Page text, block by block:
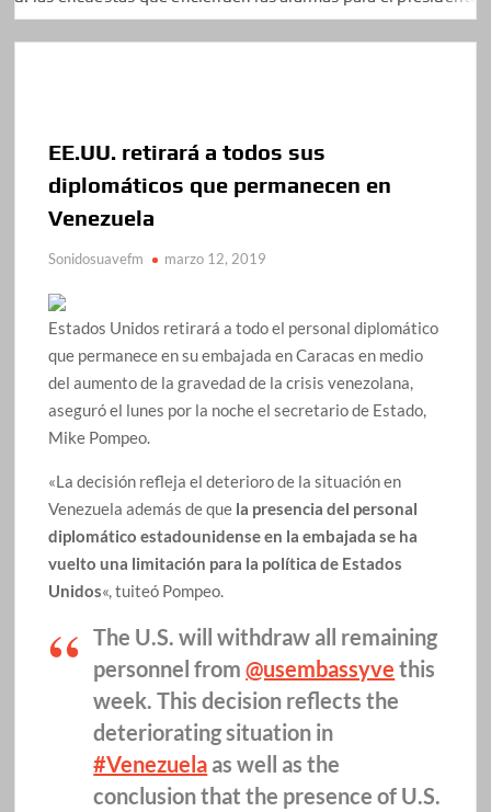
EE.UU. retirará a todos sus
diplomáticos que permanecen en
Venezuela
Sonidosuavefm marzo 12, 2019
Estados Unidos retirará a todo el personal diplomático
que permanece en su embajada en Caracas en medio
del aumento de la gravedad de la crisis venezolana,
aseguró el lunes por la noche el secretario de Estado,
Mike Pompeo.
«La decisión refleja el deterioro de la situación en
Venezuela además de que la presencia del personal
diplomático estadounidense en la embajada se ha
vuelto una limitación para la política de Estados
Unidos«, tuiteó Pompeo.
The U.S. will withdraw all remaining
personnel from@usembassyve this
week. This decision reflects the
deteriorating situation in
#Venezuela as well as the
conclusion that the presence of U.S.